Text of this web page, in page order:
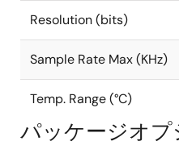
Resolution (bits)
Sample Rate Max (KHz)
Temp. Range (°C)
パッケージオプ